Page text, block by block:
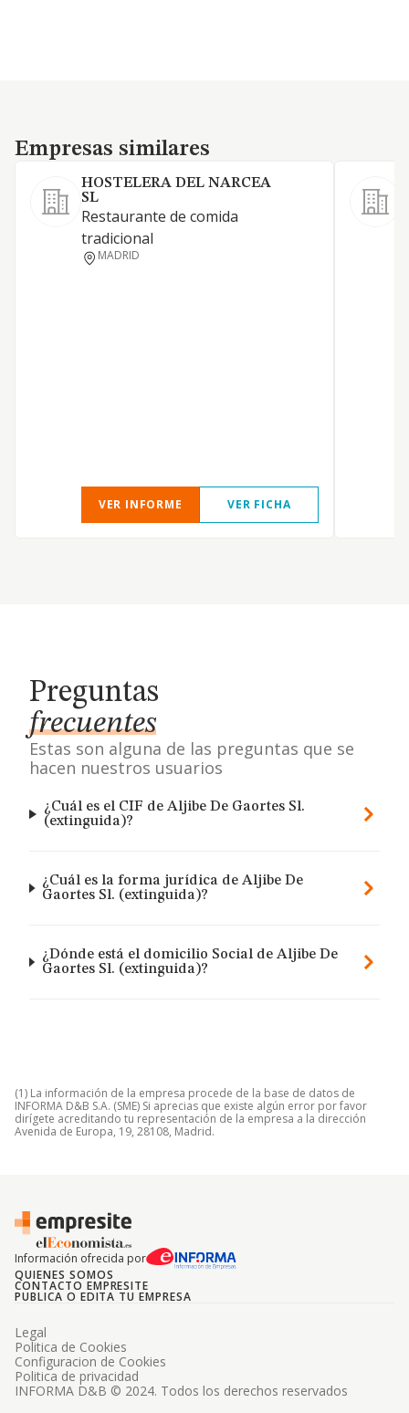
Empresas similares
Empresas similares
HOSTELERA DEL NARCEA
SL
Restaurante de comida
tradicional
MADRID
VER INFORME VER FICHA
Preguntas
frecuentes
Estas son alguna de las preguntas que se
hacen nuestros usuarios
¿Cuál es el CIF de Aljibe De Gaortes Sl.
(extinguida)?
¿Cuál es la forma jurídica de Aljibe De
Gaortes Sl. (extinguida)?
¿Dónde está el domicilio Social de Aljibe De
Gaortes Sl. (extinguida)?
(1) La información de la empresa procede de la base de datos de
INFORMA D&B S.A. (SME) Si aprecias que existe algún error por favor
dirígete acreditando tu representación de la empresa a la dirección
Avenida de Europa, 19, 28108, Madrid.
Información ofrecida por
QUIENES SOMOS
CONTACTO EMPRESITE
PUBLICA O EDITA TU EMPRESA
INFORMA D&B © 2024. Todos los derechos reservados
Legal
Politica de Cookies
Configuracion de Cookies
Politica de privacidad